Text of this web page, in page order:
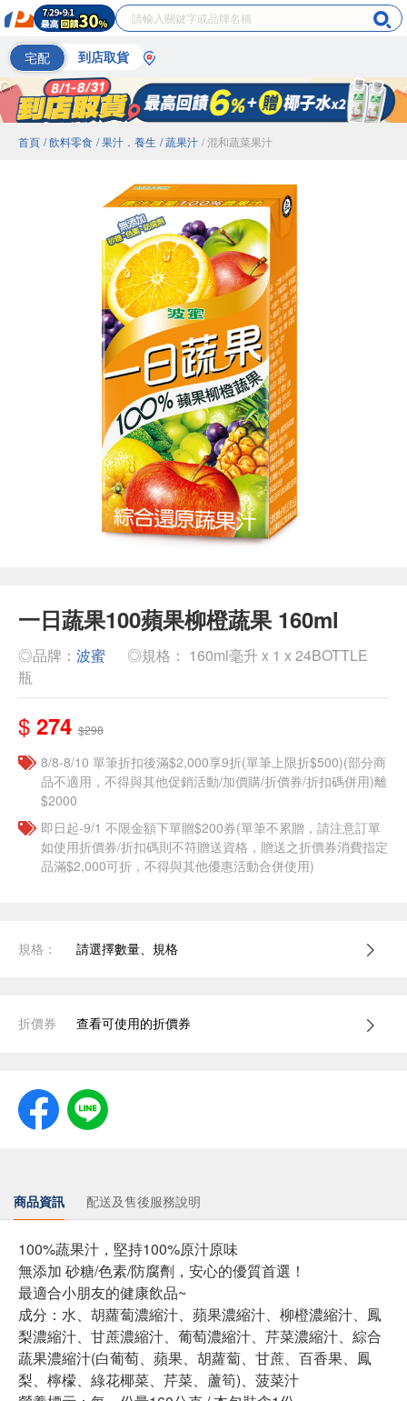
宅配 到店取貨
首頁 / 飲料零食 / 果汁．養生 / 蔬果汁 / 混和蔬菜果汁
一日蔬果100蘋果柳橙蔬果 160ml
◎品牌： 波蜜
◎規格： 160ml毫升 x 1 x 24BOTTLE
瓶
$ 274 $298
8/8-8/10 單筆折扣後滿$2,000享9折(單筆上限折$500)(部分商
品不適用，不得與其他促銷活動/加價購/折價券/折扣碼併用)離
$2000
即日起-9/1 不限金額下單贈$200券(單筆不累贈，請注意訂單
如使用折價券/折扣碼則不符贈送資格，贈送之折價券消費指定
品滿$2,000可折，不得與其他優惠活動合併使用)
規格： 請選擇數量、規格
折價券 查看可使用的折價券
商品資訊 配送及售後服務說明
100%蔬果汁，堅持100%原汁原味
無添加 砂糖/色素/防腐劑，安心的優質首選！
最適合小朋友的健康飲品~
成分：水、胡蘿蔔濃縮汁、蘋果濃縮汁、柳橙濃縮汁、鳳
梨濃縮汁、甘蔗濃縮汁、葡萄濃縮汁、芹菜濃縮汁、綜合
蔬果濃縮汁(白葡萄、蘋果、胡蘿蔔、甘蔗、百香果、鳳
梨、檸檬、綠花椰菜、芹菜、蘆筍)、菠菜汁